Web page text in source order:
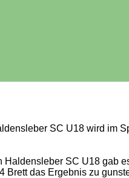
SC U18 wird im
SC U18 gab
Brett das Ergebnis zu